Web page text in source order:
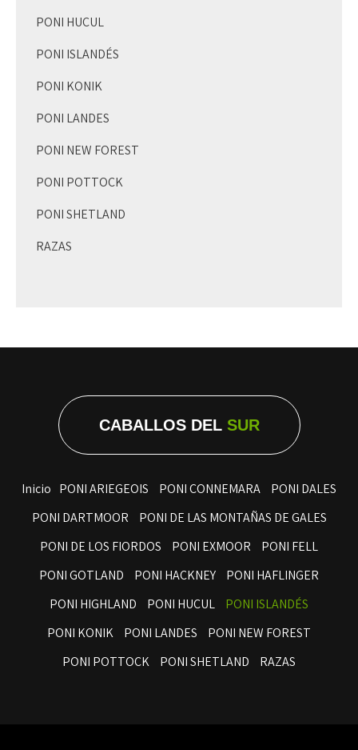
PONI HUCUL
PONI ISLANDÉS
PONI KONIK
PONI LANDES
PONI NEW FOREST
PONI POTTOCK
PONI SHETLAND
RAZAS
CABALLOS DEL SUR
Inicio PONI ARIEGEOIS PONI CONNEMARA
PONI DALES
PONI DARTMOOR
PONI DE LAS MONTAÑAS DE GALES
PONI DE LOS FIORDOS
PONI EXMOOR
PONI FELL
PONI GOTLAND
PONI HACKNEY
PONI HAFLINGER
PONI HIGHLAND
PONI HUCUL
PONI ISLANDÉS
PONI KONIK
PONI LANDES
PONI NEW FOREST
PONI POTTOCK
PONI SHETLAND RAZAS